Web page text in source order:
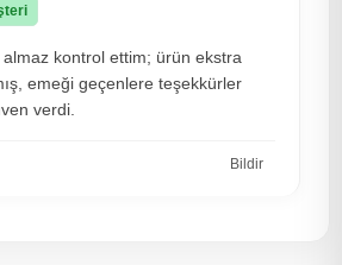
almaz kontrol ettim; ürün ekstra
emeği geçenlere teşekkürler
verdi.
Bildir